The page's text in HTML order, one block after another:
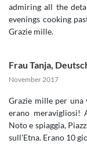
admiring all the
evenings cooking
Grazie mille.
Frau Tanja
November 2017
Grazie mille per una
erano meravigliosi!
Noto e spiaggia,
sull’Etna. Erano 10